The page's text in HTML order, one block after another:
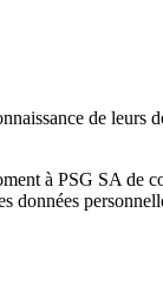
de leurs
à PSG SA de
données